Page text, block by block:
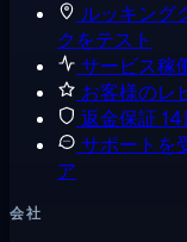
ルッキング
クをテスト
サービス稼
お客様のレ
返金保証
サポートを
ア
会社